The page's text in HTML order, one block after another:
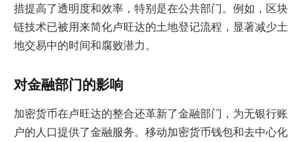
措提高了透明度和效率，特别是在公共部门。例如，区块
链技术已被用来简化卢旺达的土地登记流程，显著减少土
地交易中的时间和腐败潜力。
对金融部门的影响
加密货币在卢旺达的整合还革新了金融部门，为无银行账
户的人口提供了金融服务。移动加密货币钱包和去中心化